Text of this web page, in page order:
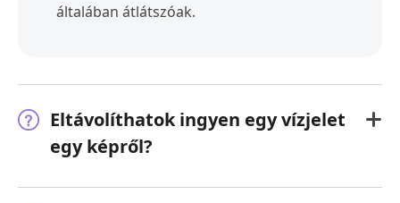
általában átlátszóak.
Eltávolíthatok ingyen egy vízjelet
egy képről?